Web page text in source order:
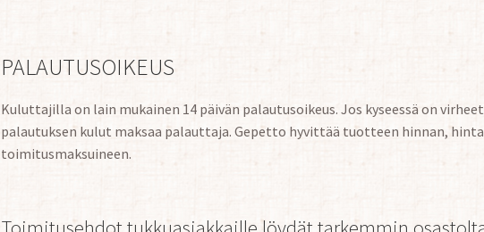
PALAUTUSOIKEUS
Kuluttajilla on lain mukainen 14 päivän palautusoikeus. Jos kyseessä on
palautuksen kulut maksaa palauttaja. Gepetto hyvittää tuotteen hinnan,
toimitusmaksuineen.